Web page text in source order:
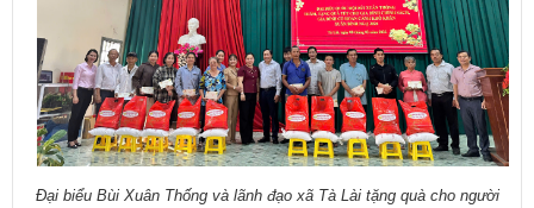
Đại biểu Bùi Xuân Thống và lãnh đạo xã Tà Lài tặng quà cho người